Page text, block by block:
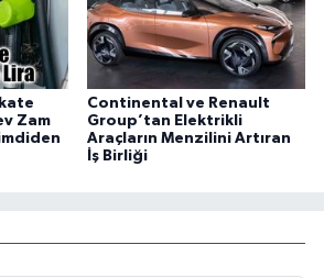
Zam
Continental ve Renault
Group’tan Elektrikli
Araçların Menzilini Artıran
İş Birliği